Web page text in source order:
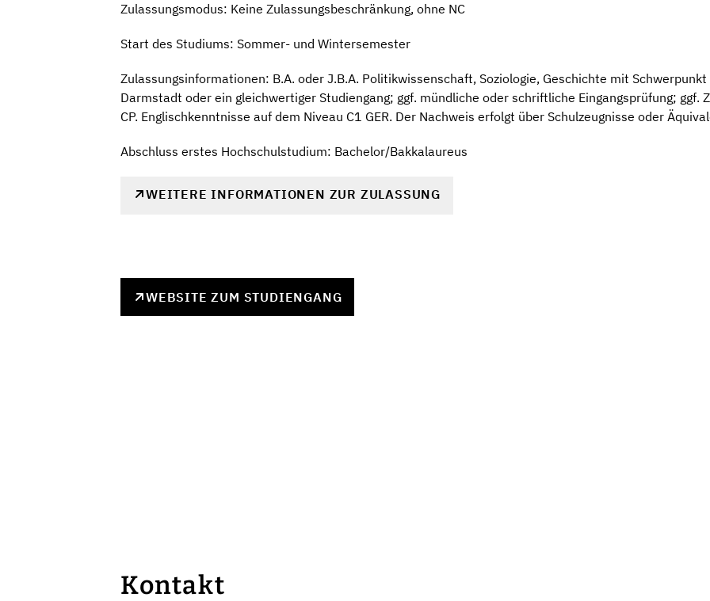
Zulassungsmodus: Keine Zulassungsbeschränkung, ohne NC
Start des Studiums: Sommer- und Wintersemester
Zulassungsinformationen: B.A. oder J.B.A. Politikwissenschaft, Soziologie, Geschichte mit
Darmstadt oder ein gleichwertiger Studiengang; ggf. mündliche oder schriftliche Eingangsprüfung; ggf.
CP. Englischkenntnisse auf dem Niveau C1 GER. Der Nachweis erfolgt über Schulzeugnisse oder
Abschluss erstes Hochschulstudium: Bachelor/Bakkalaureus
WEITERE INFORMATIONEN ZUR ZULASSUNG
WEBSITE ZUM STUDIENGANG
Kontakt